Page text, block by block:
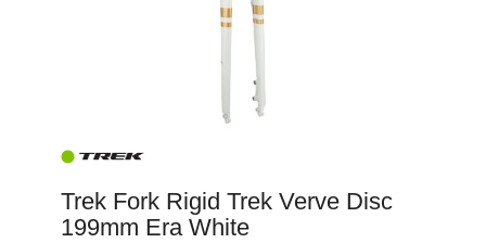
Trek Fork Rigid Trek Verve Disc
199mm Era White